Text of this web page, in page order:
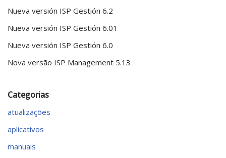
Nueva versión ISP Gestión 6.2
Nueva versión ISP Gestión 6.01
Nueva versión ISP Gestión 6.0
Nova versão ISP Management 5.13
Categorias
atualizações
aplicativos
manuais